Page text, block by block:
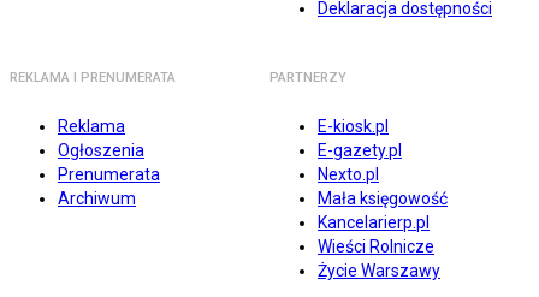
Deklaracja dostępności
REKLAMA I PRENUMERATA
Reklama
Ogłoszenia
Prenumerata
Archiwum
PARTNERZY
E-kiosk.pl
E-gazety.pl
Nexto.pl
Mała księgowość
Kancelarierp.pl
Wieści Rolnicze
Życie Warszawy